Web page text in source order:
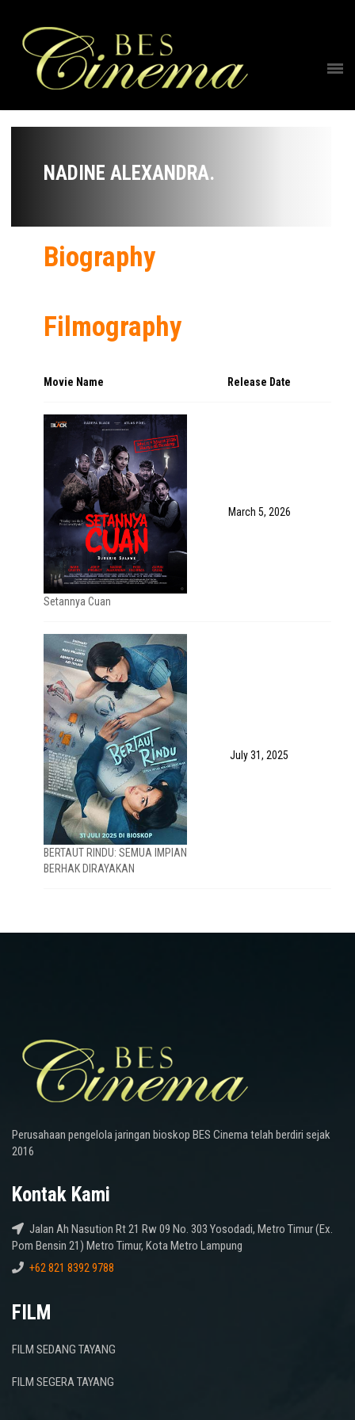
NADINE ALEXANDRA.
Biography
Filmography
Movie Name Release Date
Setannya Cuan
March 5, 2026
BERTAUT RINDU: SEMUA IMPIAN
BERHAK DIRAYAKAN
July 31, 2025
Perusahaan pengelola jaringan bioskop BES Cinema telah berdiri sejak
2016
Kontak Kami
Jalan Ah Nasution Rt 21 Rw 09 No. 303 Yosodadi, Metro Timur (Ex.
Pom Bensin 21) Metro Timur, Kota Metro Lampung
+62 821 8392 9788
FILM
FILM SEDANG TAYANG
FILM SEGERA TAYANG